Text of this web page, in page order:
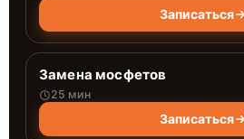
Записаться
Замена мосфетов
25 мин
Записаться